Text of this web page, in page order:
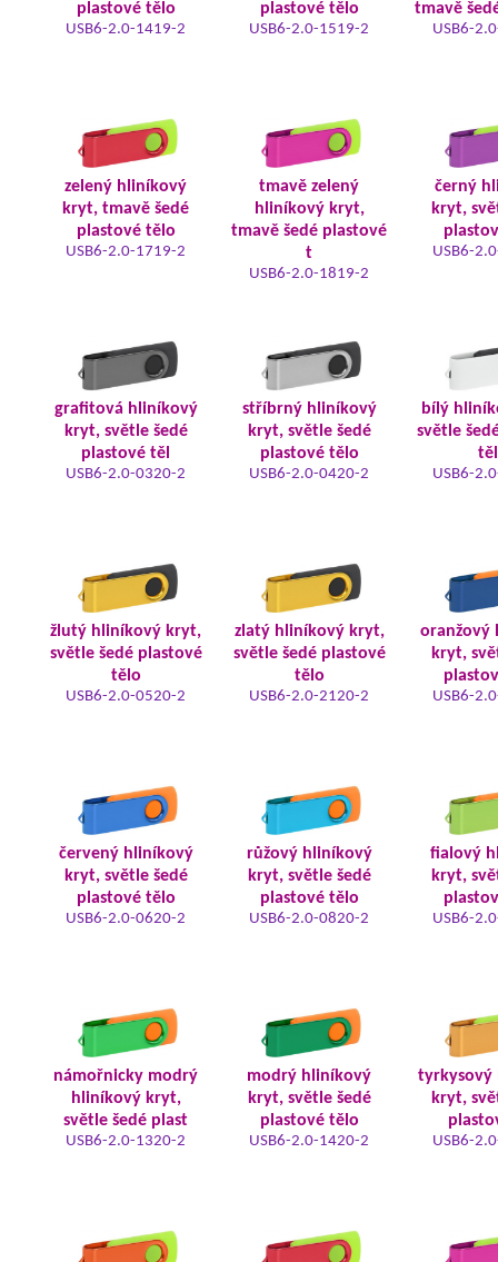
plastové tělo
USB6-2.0-1419-2
plastové tělo
USB6-2.0-1519-2
tmavě
USB6-
zelený hliníkový
kryt, tmavě šedé
plastové tělo
USB6-2.0-1719-2
tmavě zelený
hliníkový kryt,
tmavě šedé plastové
t
USB6-2.0-1819-2
černý
kryt,
USB6-
grafitová hliníkový
kryt, světle šedé
plastové těl
USB6-2.0-0320-2
stříbrný hliníkový
kryt, světle šedé
plastové tělo
USB6-2.0-0420-2
bílý
světle
USB6-
žlutý hliníkový kryt,
světle šedé plastové
tělo
USB6-2.0-0520-2
zlatý hliníkový kryt,
světle šedé plastové
tělo
USB6-2.0-2120-2
oranžový
kryt,
USB6-
červený hliníkový
kryt, světle šedé
plastové tělo
USB6-2.0-0620-2
růžový hliníkový
kryt, světle šedé
plastové tělo
USB6-2.0-0820-2
fialový
kryt,
USB6-
námořnicky modrý
hliníkový kryt,
světle šedé plast
USB6-2.0-1320-2
modrý hliníkový
kryt, světle šedé
plastové tělo
USB6-2.0-1420-2
tyrkysový
kryt,
USB6-